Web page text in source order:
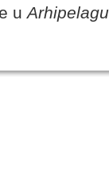
uArhipelagu